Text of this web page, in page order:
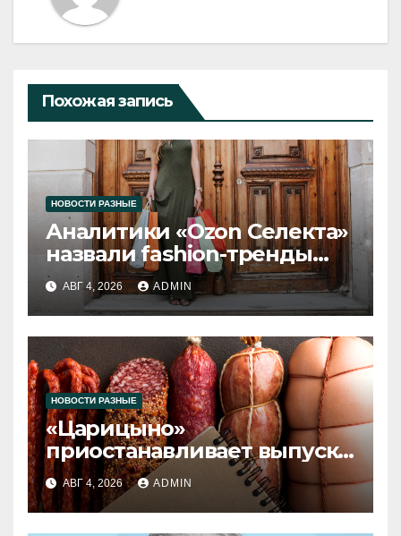
Похожая запись
НОВОСТИ РАЗНЫЕ
Аналитики «Ozon Селекта»
назвали fashion-тренды
2026 года
АВГ 4, 2026 ADMIN
НОВОСТИ РАЗНЫЕ
«Царицыно»
приостанавливает выпуск
продукции
АВГ 4, 2026 ADMIN